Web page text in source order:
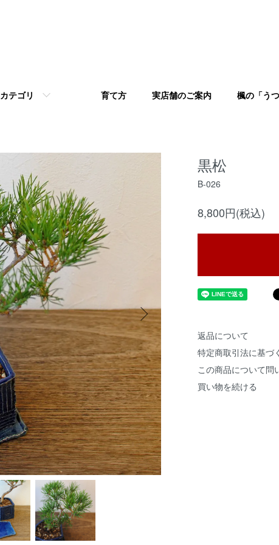
テゴリ 育て方 実店舗のご案内 楓の「うつ
黒松
B-026
8,800円(税込)
返品について
特定商取引法に基づ
この商品について問
買い物を続ける